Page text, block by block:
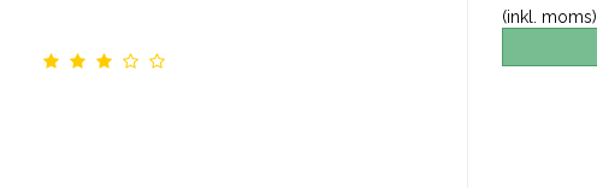
(inkl. moms)